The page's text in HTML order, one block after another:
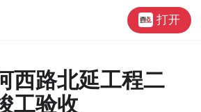
打开
西路北延工程二
工验收